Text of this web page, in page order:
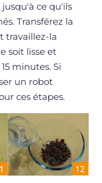
ce qu'ils
Transférez la
travaillez-la
soit lisse et
minutes. Si
un robot
ces étapes.